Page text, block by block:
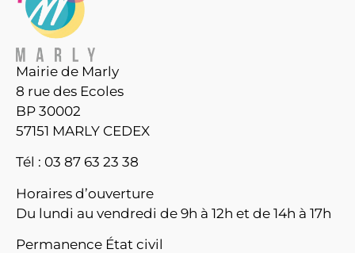
Mairie de Marly
8 rue des Ecoles
BP 30002
57151 MARLY CEDEX
Tél : 03 87 63 23 38
Horaires d’ouverture
Du lundi au vendredi de 9h à 12h et de 14h à 17h
Permanence État civil